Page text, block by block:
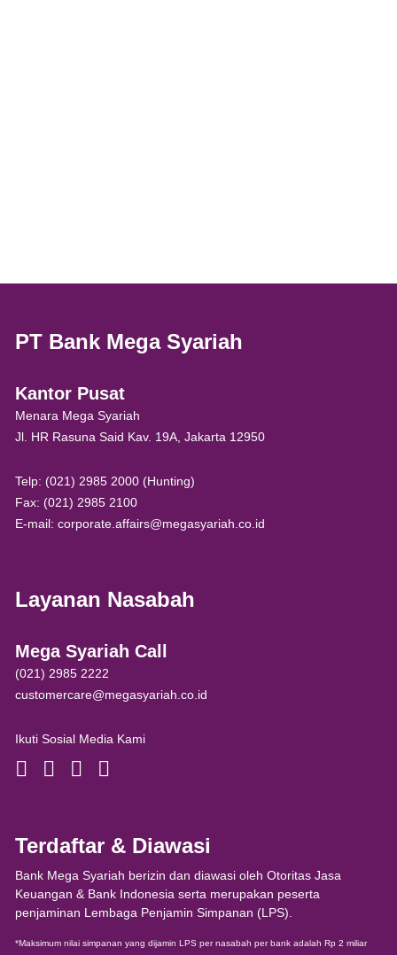
PT Bank Mega Syariah
Kantor Pusat
Menara Mega Syariah
Jl. HR Rasuna Said Kav. 19A, Jakarta 12950
Telp: (021) 2985 2000 (Hunting)
Fax: (021) 2985 2100
E-mail: corporate.affairs@megasyariah.co.id
Layanan Nasabah
Mega Syariah Call
(021) 2985 2222
customercare@megasyariah.co.id
Ikuti Sosial Media Kami
Terdaftar & Diawasi
Bank Mega Syariah berizin dan diawasi oleh Otoritas Jasa
Keuangan & Bank Indonesia serta merupakan peserta
penjaminan Lembaga Penjamin Simpanan (LPS).
*Maksimum nilai simpanan yang dijamin LPS per nasabah per bank adalah Rp 2 miliar